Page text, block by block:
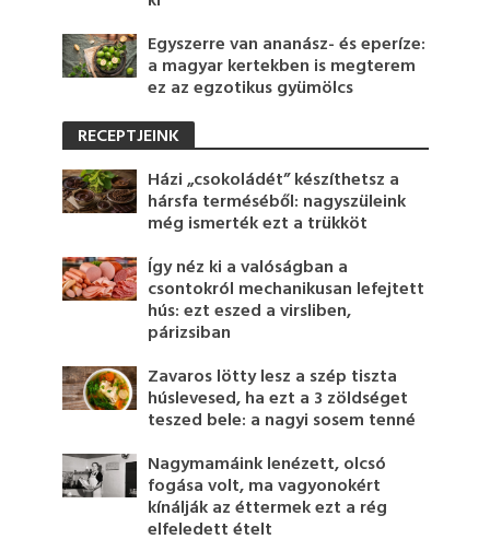
Egyszerre van ananász- és eperíze:
a magyar kertekben is megterem
ez az egzotikus gyümölcs
RECEPTJEINK
Házi „csokoládét” készíthetsz a
hársfa terméséből: nagyszüleink
még ismerték ezt a trükköt
Így néz ki a valóságban a
csontokról mechanikusan lefejtett
hús: ezt eszed a virsliben,
párizsiban
Zavaros lötty lesz a szép tiszta
húslevesed, ha ezt a 3 zöldséget
teszed bele: a nagyi sosem tenné
Nagymamáink lenézett, olcsó
fogása volt, ma vagyonokért
kínálják az éttermek ezt a rég
elfeledett ételt